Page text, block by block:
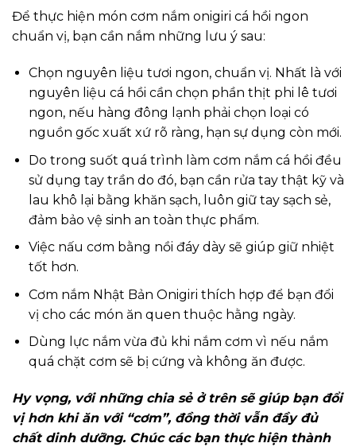
Để thực hiện món cơm nắm onigiri cá hồi ngon
chuẩn vị, bạn cần nắm những lưu ý sau:
Chọn nguyên liệu tươi ngon, chuẩn vị. Nhất là với
nguyên liệu cá hồi cần chọn phần thịt phi lê tươi
ngon, nếu hàng đông lạnh phải chọn loại có
nguồn gốc xuất xứ rõ ràng, hạn sự dụng còn mới.
Do trong suốt quá trình làm cơm nắm cá hồi đều
sử dụng tay trần do đó, bạn cần rửa tay thật kỹ và
lau khô lại bằng khăn sạch, luôn giữ tay sạch sẻ,
đảm bảo vệ sinh an toàn thực phẩm.
Việc nấu cơm bằng nồi đáy dày sẽ giúp giữ nhiệt
tốt hơn.
Cơm nắm Nhật Bản Onigiri thích hợp để bạn đổi
vị cho các món ăn quen thuộc hằng ngày.
Dùng lực nắm vừa đủ khi nắm cơm vì nếu nắm
quá chặt cơm sẽ bị cứng và không ăn được.
Hy vọng, với những chia sẻ ở trên sẽ giúp bạn đổi
vị hơn khi ăn với “cơm”, đồng thời vẫn đầy đủ
chất dinh dưỡng. Chúc các bạn thực hiện thành